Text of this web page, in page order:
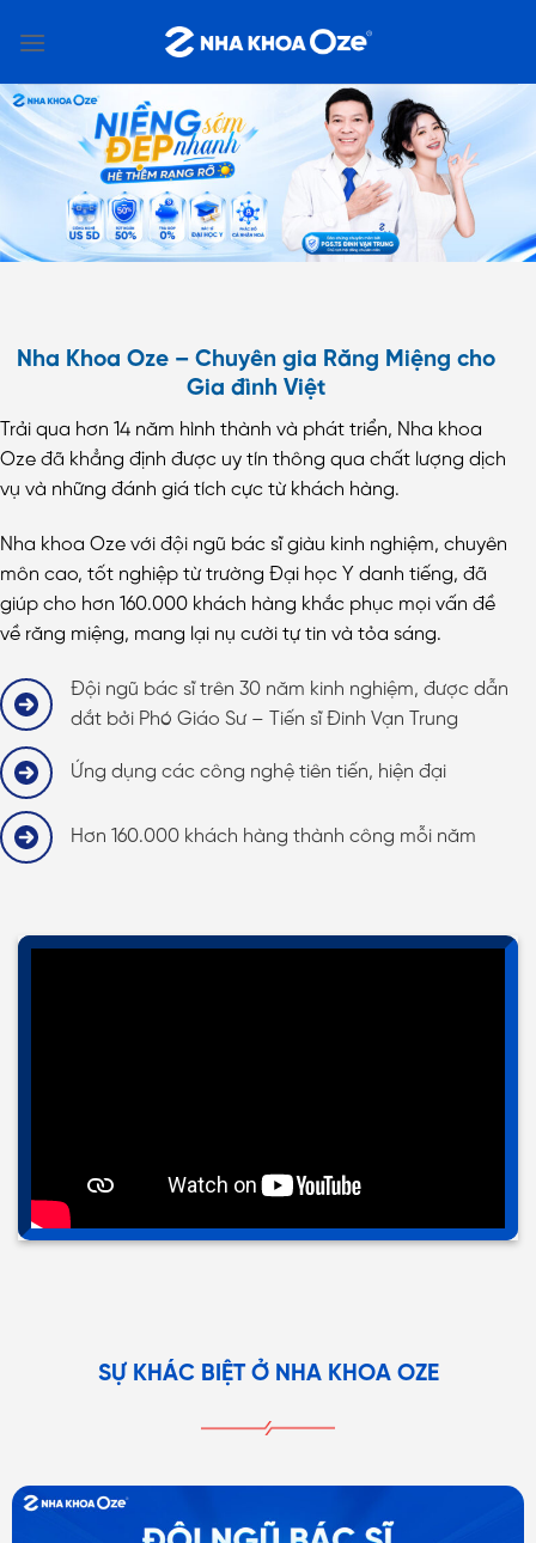
qua
dung
Nha Khoa Oze – Chuyên gia Răng Miệng cho
Gia đình Việt
Trải qua hơn 14 năm hình thành và phát triển, Nha khoa
Oze đã khẳng định được uy tín thông qua chất lượng dịch
vụ và những đánh giá tích cực từ khách hàng.
Nha khoa Oze với đội ngũ bác sĩ giàu kinh nghiệm, chuyên
môn cao, tốt nghiệp từ trường Đại học Y danh tiếng, đã
giúp cho hơn 160.000 khách hàng khắc phục mọi vấn đề
về răng miệng, mang lại nụ cười tự tin và tỏa sáng.
Đội ngũ bác sĩ trên 30 năm kinh nghiệm, được dẫn
dắt bởi Phó Giáo Sư – Tiến sĩ Đinh Vạn Trung
Ứng dụng các công nghệ tiên tiến, hiện đại
Hơn 160.000 khách hàng thành công mỗi năm
SỰ KHÁC BIỆT Ở NHA KHOA OZE